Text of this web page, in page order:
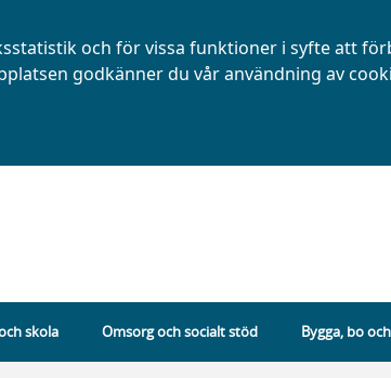
och för vissa funktioner i syfte att
godkänner du vår användning av
skola Omsorg och socialt stöd Bygga, bo